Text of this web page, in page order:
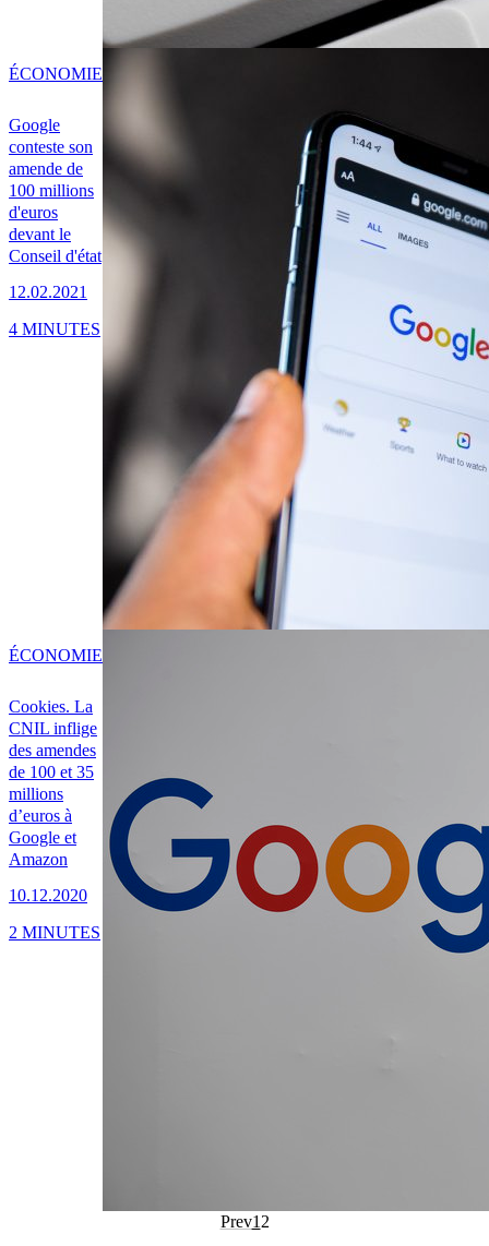
Google
conteste son
amende de
100 millions
d'euros
devant le
Conseil d'état
12.02.2021
ÉCONOMIE
4 MINUTES
Cookies. La
CNIL inflige
des amendes
de 100 et 35
millions
d’euros à
Google et
Amazon
10.12.2020
ÉCONOMIE
2 MINUTES
Prev1 2